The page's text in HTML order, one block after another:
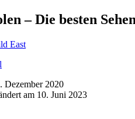
– Die besten
Dezember 2020
am 10. Juni 2023